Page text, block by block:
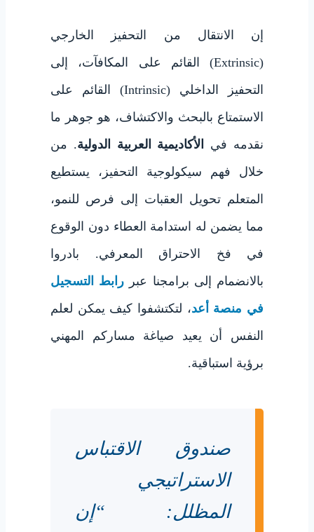
إن الانتقال من التحفيز الخارجي
(Extrinsic) القائم على المكافآت، إلى
التحفيز الداخلي (Intrinsic) القائم على
الاستمتاع بالبحث والاكتشاف، هو جوهر ما
نقدمه في
الأكاديمية العربية الدولية. من
خلال فهم سيكولوجية التحفيز، يستطيع
المتعلم تحويل العقبات إلى فرص للنمو،
مما يضمن له استدامة العطاء دون الوقوع
في فخ الاحتراق المعرفي. بادروا
بالانضمام إلى برامجنا عبر رابط التسجيل
في منصة أعد، لتكتشفوا كيف يمكن لعلم
النفس أن يعيد صياغة مساركم المهني
برؤية استباقية.
صندوق الاقتباس
الاستراتيجي
المظلل: “إن